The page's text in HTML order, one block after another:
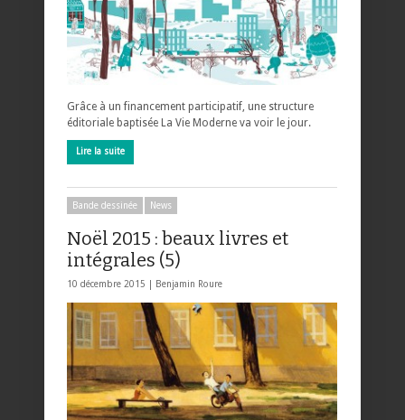
Grâce à un financement participatif, une structure
éditoriale baptisée La Vie Moderne va voir le jour.
Lire la suite
Bande dessinée News
Noël 2015 : beaux livres et
intégrales (5)
10 décembre 2015 | Benjamin Roure